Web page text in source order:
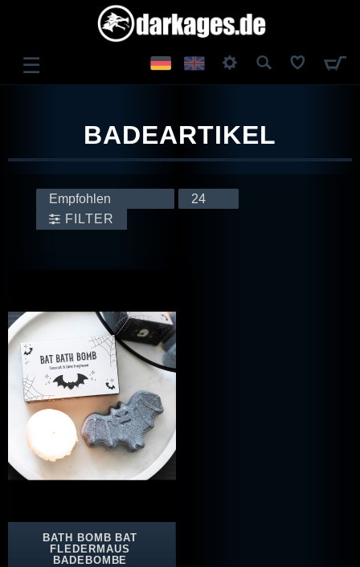
☰
REGISTRIEREN
BADEARTIKEL
FILTER
BATH BOMB BAT
FLEDERMAUS
BADEBOMBE